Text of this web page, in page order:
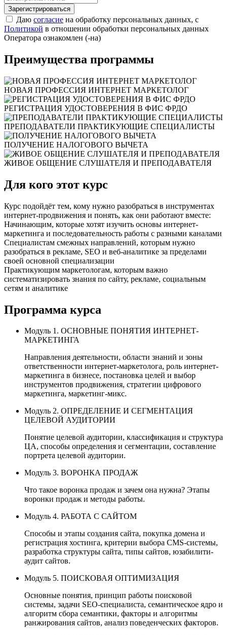
Зарегистрироваться
Даю согласие на обработку персональных данных, с
Политикой в отношении обработки персональных данных
Оператора ознакомлен (-на)
Преимущества программы
НОВАЯ ПРОФЕССИЯ ИНТЕРНЕТ МАРКЕТОЛОГ
РЕГИСТРАЦИЯ УДОСТОВЕРЕНИЯ В ФИС ФРДО
ПРЕПОДАВАТЕЛИ ПРАКТИКУЮЩИЕ СПЕЦИАЛИСТЫ
ПОЛУЧЕНИЕ НАЛОГОВОГО ВЫЧЕТА
ЖИВОЕ ОБЩЕНИЕ СЛУШАТЕЛЯ И ПРЕПОДАВАТЕЛЯ
Для кого этот курс
Курс подойдёт тем, кому нужно разобраться в инструментах
интернет-продвижения и понять, как они работают вместе:
Начинающим, которые хотят изучить основы интернет-
маркетинга и последовательность работы с разными каналами
Специалистам смежных направлений, которым нужно
разобраться в рекламе, SEO и веб-аналитике за пределами
своей основной специализации
Практикующим маркетологам, которым важно
систематизировать знания по сайту, рекламе, социальным
сетям и аналитике
Программа курса
Модуль 1. ОСНОВНЫЕ ПОНЯТИЯ ИНТЕРНЕТ-
МАРКЕТИНГА
Направления деятельности, области знаний и зоны
ответственности интернет-маркетолога, роль интернет-
маркетинга в бизнесе, постановка целей и выбор
инструментов продвижения, стратегии цифрового
маркетинга, маркетинг-микс.
Модуль 2. ОПРЕДЕЛЕНИЕ И СЕГМЕНТАЦИЯ
ЦЕЛЕВОЙ АУДИТОРИИ
Понятие целевой аудитории, классификация и структура
ЦА, способы определения и сегментации, составление
портрета целевой аудитории.
Модуль 3. ВОРОНКА ПРОДАЖ
Что такое воронка продаж и зачем она нужна? Этапы
воронки продаж и методы работы.
Модуль 4. РАБОТА С САЙТОМ
Способы и этапы создания сайта, покупка домена и
регистрация хостинга, критерии выбора CMS-системы,
разработка структуры сайта, типы сайтов, юзабилити-
аудит сайтов.
Модуль 5. ПОИСКОВАЯ ОПТИМИЗАЦИЯ
Основные понятия, принцип работы поисковой
системы, задачи SEO-специалиста, семантическое ядро и
алгоритм сбора семантики, факторы и алгоритмы
ранжирования сайтов, анализ поведенческих факторов.